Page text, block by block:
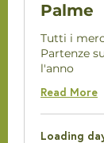
Palme
Tutti i
Partenze
l'anno
Read More
Loading